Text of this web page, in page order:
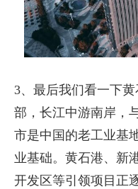
3、最后我们看一下
部，长江中游南岸，
市是中国的老工业基
业基础。黄石港、新
开发区等引领项目正